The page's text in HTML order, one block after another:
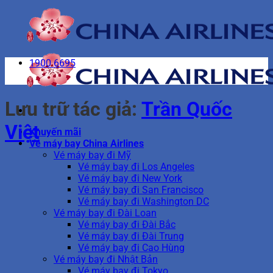
Khuyến mãi
Vé máy bay China Airlines
Vé máy bay đi Mỹ
Vé máy bay đi Los Angeles
Vé máy bay đi New York
Vé máy bay đi San Francisco
Vé máy bay đi Washington DC
Vé máy bay đi Đài Loan
Vé máy bay đi Đài Bắc
Vé máy bay đi Đài Trung
Vé máy bay đi Cao Hùng
Vé máy bay đi Nhật Bản
1900 6695
Lưu trữ tác giả: Trần Quốc
Việt